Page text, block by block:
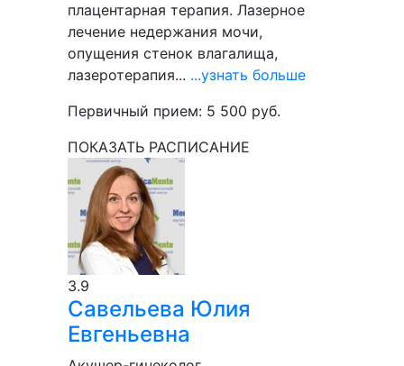
плацентарная терапия. Лазерное
лечение недержания мочи,
опущения стенок влагалища,
лазеротерапия... ...узнать больше
Первичный прием: 5 500 руб.
ПОКАЗАТЬ РАСПИСАНИЕ
3.9
Савельева Юлия
Евгеньевна